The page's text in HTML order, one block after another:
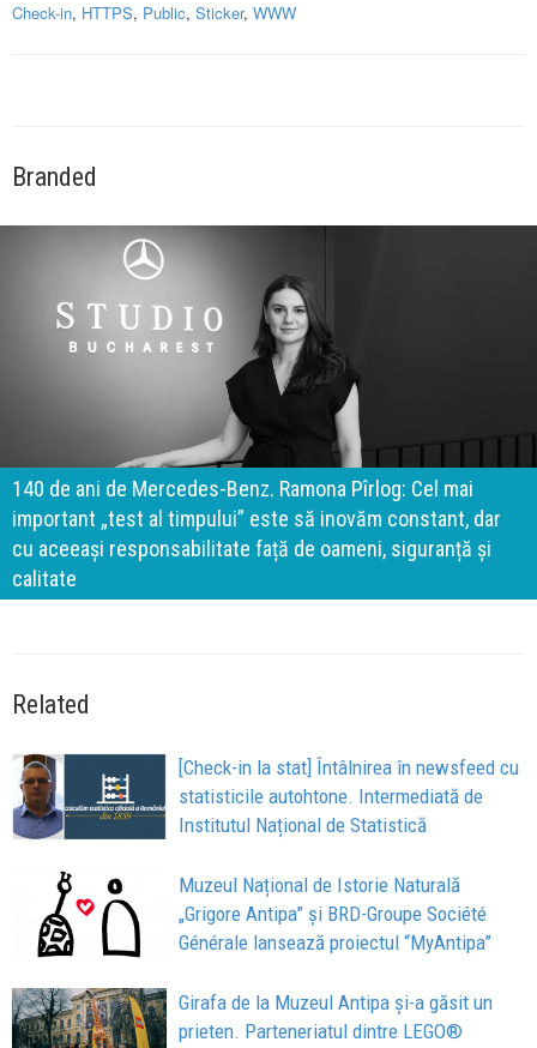
Check-in, HTTPS, Public, Sticker, WWW
Branded
140 de ani de Mercedes-Benz. Ramona Pîrlog: Cel mai
important „test al timpului” este să inovăm constant, dar
cu aceeași responsabilitate față de oameni, siguranță și
calitate
Related
[Check-in la stat] Întâlnirea în newsfeed cu
statisticile autohtone. Intermediată de
Institutul Național de Statistică
Muzeul Național de Istorie Naturală
„Grigore Antipa” și BRD-Groupe Société
Générale lansează proiectul “MyAntipa”
Girafa de la Muzeul Antipa și-a găsit un
prieten. Parteneriatul dintre LEGO®